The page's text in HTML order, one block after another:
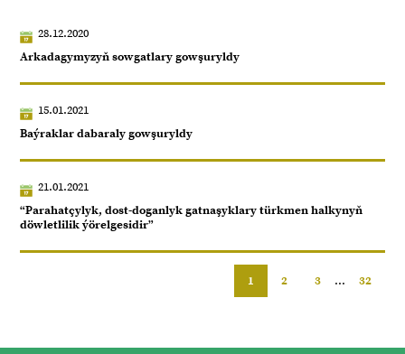
28.12.2020
Arkadagymyzyň sowgatlary gowşuryldy
15.01.2021
Baýraklar dabaraly gowşuryldy
21.01.2021
“Parahatçylyk, dost-doganlyk gatnaşyklary türkmen halkynyň
döwletlilik ýörelgesidir”
1 2 3 ... 32